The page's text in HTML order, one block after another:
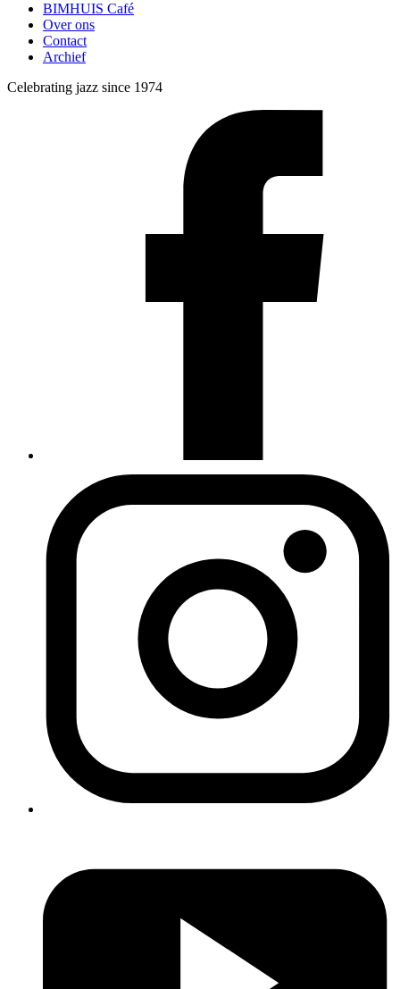
BIMHUIS Café
Over ons
Contact
Archief
Celebrating jazz since 1974